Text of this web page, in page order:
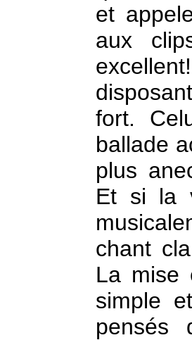
et
aux
fort.
ballade
plus
Et si la
chant
La mise
simple
pensés